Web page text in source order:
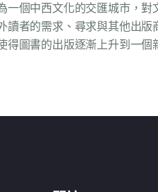
個中西文化的交匯城市，
者的需求、尋求與其他出
得圖書的出版逐漸上升到一